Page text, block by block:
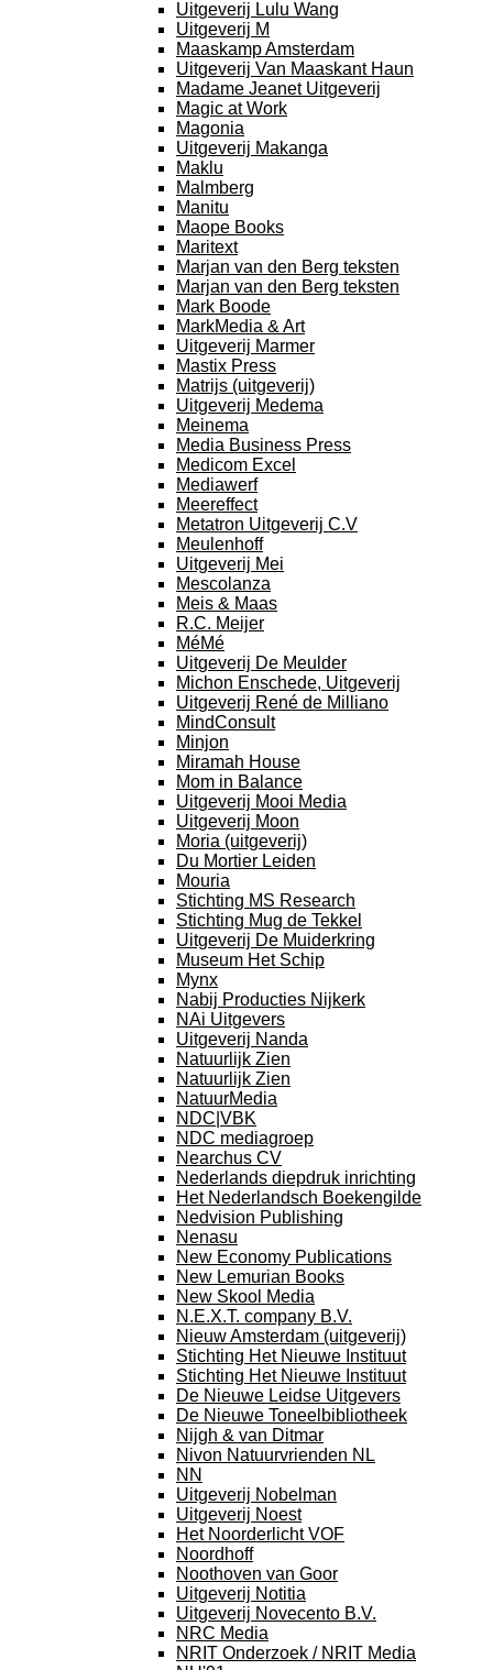
Uitgeverij Lulu Wang
Uitgeverij M
Maaskamp Amsterdam
Uitgeverij Van Maaskant Haun
Madame Jeanet Uitgeverij
Magic at Work
Magonia
Uitgeverij Makanga
Maklu
Malmberg
Manitu
Maope Books
Maritext
Marjan van den Berg teksten
Marjan van den Berg teksten
Mark Boode
MarkMedia & Art
Uitgeverij Marmer
Mastix Press
Matrijs (uitgeverij)
Uitgeverij Medema
Meinema
Media Business Press
Medicom Excel
Mediawerf
Meereffect
Metatron Uitgeverij C.V
Meulenhoff
Uitgeverij Mei
Mescolanza
Meis & Maas
R.C. Meijer
MéMé
Uitgeverij De Meulder
Michon Enschede, Uitgeverij
Uitgeverij René de Milliano
MindConsult
Minjon
Miramah House
Mom in Balance
Uitgeverij Mooi Media
Uitgeverij Moon
Moria (uitgeverij)
Du Mortier Leiden
Mouria
Stichting MS Research
Stichting Mug de Tekkel
Uitgeverij De Muiderkring
Museum Het Schip
Mynx
Nabij Producties Nijkerk
NAi Uitgevers
Uitgeverij Nanda
Natuurlijk Zien
Natuurlijk Zien
NatuurMedia
NDC|VBK
NDC mediagroep
Nearchus CV
Nederlands diepdruk inrichting
Het Nederlandsch Boekengilde
Nedvision Publishing
Nenasu
New Economy Publications
New Lemurian Books
New Skool Media
N.E.X.T. company B.V.
Nieuw Amsterdam (uitgeverij)
Stichting Het Nieuwe Instituut
Stichting Het Nieuwe Instituut
De Nieuwe Leidse Uitgevers
De Nieuwe Toneelbibliotheek
Nijgh & van Ditmar
Nivon Natuurvrienden NL
NN
Uitgeverij Nobelman
Uitgeverij Noest
Het Noorderlicht VOF
Noordhoff
Noothoven van Goor
Uitgeverij Notitia
Uitgeverij Novecento B.V.
NRC Media
NRIT Onderzoek / NRIT Media